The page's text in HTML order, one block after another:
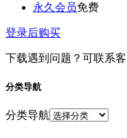
永久会员免费
登录后购买
下载遇到问题？可联系
分类导航
分类导航